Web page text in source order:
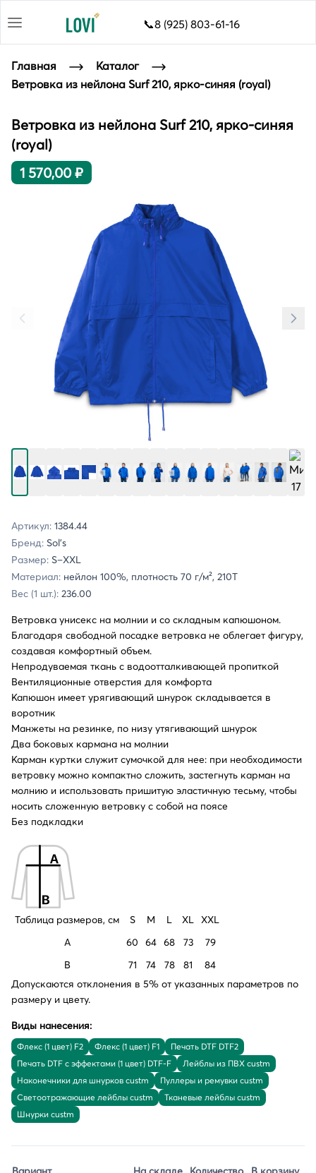
📞8 (925) 803-61-16
Главная
Каталог
Ветровка из нейлона Surf 210, ярко-синяя (royal)
Ветровка из нейлона Surf 210, ярко-синяя
(royal)
1 570,00 ₽
Артикул: 1384.44
Бренд: Sol's
Размер: S–XXL
Материал: нейлон 100%, плотность 70 г/м², 210Т
Вес (1 шт.): 236.00
Ветровка унисекс на молнии и со складным капюшоном.
Благодаря свободной посадке ветровка не облегает фигуру,
создавая комфортный объем.
Непродуваемая ткань с водоотталкивающей пропиткой
Вентиляционные отверстия для комфорта
Капюшон имеет урягивающий шнурок складывается в
воротник
Манжеты на резинке, по низу утягивающий шнурок
Два боковых кармана на молнии
Карман куртки служит сумочкой для нее: при необходимости
ветровку можно компактно сложить, застегнуть карман на
молнию и использовать пришитую эластичную тесьму, чтобы
носить сложенную ветровку с собой на поясе
Без подкладки
Таблица размеров, см S M L XL XXL
A
60 64 68 73
79
B
71 74 78 81
84
Допускаются отклонения в 5% от указанных параметров по
размеру и цвету.
Виды нанесения:
Флекс (1 цвет) F2 Флекс (1 цвет) F1
Печать DTF DTF2
Печать DTF с эффектами (1 цвет) DTF-F
Лейблы из ПВХ custm
Наконечники для шнурков custm
Пуллеры и ремувки custm
Светоотражающие лейблы custm
Тканевые лейблы custm
Шнурки custm